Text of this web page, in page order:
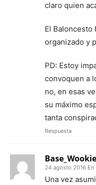
claro quien
El Baloncesto
organizado y
PD: Estoy
convoquen a
no, en esas
su máximo
tanta
Respuesta
Base_Wookie
24 agosto 2016 En
Una vez